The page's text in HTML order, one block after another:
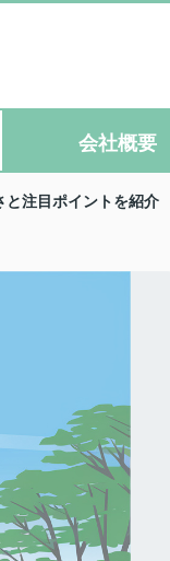
会社概要
と注目ポイントを紹介